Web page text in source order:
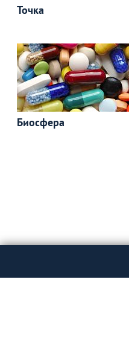
Точка
Биосфера